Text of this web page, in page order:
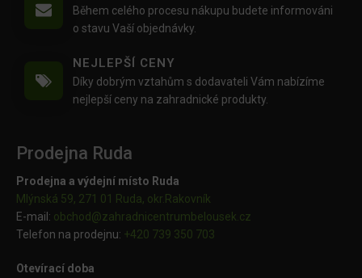
Během celého procesu nákupu budete informováni
o stavu Vaší objednávky.
NEJLEPŠÍ CENY
Díky dobrým vztahům s dodavateli Vám nabízíme
nejlepší ceny na zahradnické produkty.
Prodejna Ruda
Prodejna a výdejní místo Ruda
Mlýnská 59, 271 01 Ruda, okr.Rakovník
E-mail: obchod@zahradnicentrumbelousek.cz
Telefon na prodejnu: +420 739 350 703
Otevírací doba